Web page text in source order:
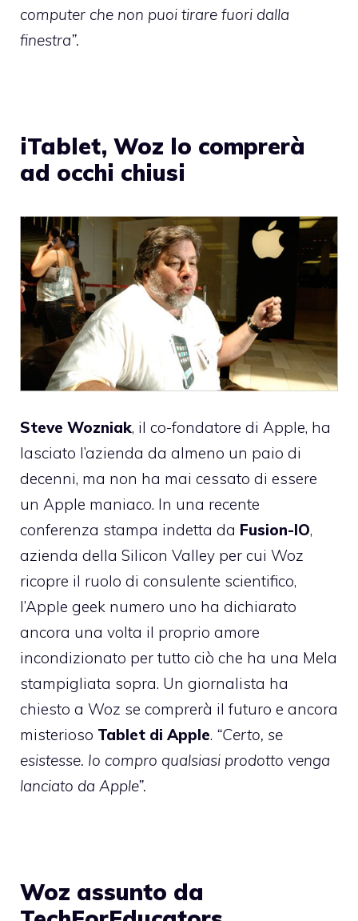
computer che non puoi tirare fuori dalla
finestra”.
iTablet, Woz lo comprerà
ad occhi chiusi
Steve Wozniak, il co-fondatore di Apple, ha
lasciato l’azienda da almeno un paio di
decenni, ma non ha mai cessato di essere
un Apple maniaco. In una recente
conferenza stampa indetta da Fusion-IO,
azienda della Silicon Valley per cui Woz
ricopre il ruolo di consulente scientifico,
l’Apple geek numero uno ha dichiarato
ancora una volta il proprio amore
incondizionato per tutto ciò che ha una Mela
stampigliata sopra. Un giornalista ha
chiesto a Woz se comprerà il futuro e ancora
misterioso Tablet di Apple. “Certo, se
esistesse. Io compro qualsiasi prodotto venga
lanciato da Apple”.
Woz assunto da